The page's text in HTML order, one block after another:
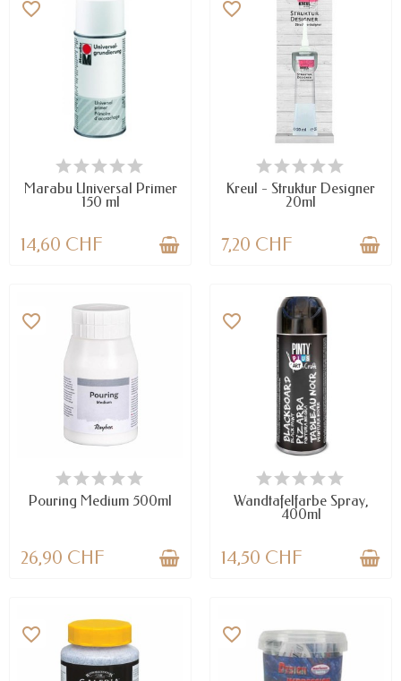
VERFÜGBAR
favorite_border
Marabu Universal Primer
150 ml
14,60 CHF
VERFÜGBAR
favorite_border
Kreul - Struktur Designer
20ml
7,20 CHF
VERFÜGBAR
favorite_border
Pouring Medium 500ml
26,90 CHF
VERFÜGBAR
favorite_border
Wandtafelfarbe Spray,
400ml
14,50 CHF
favorite_border favorite_border